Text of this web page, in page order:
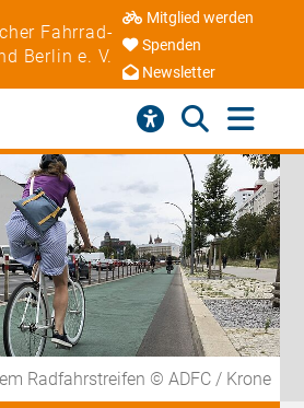
Fahrrad-
Berlin e. V.
Mitglied werden
Spenden
Newsletter
Radfahrstreifen © ADFC / Krone